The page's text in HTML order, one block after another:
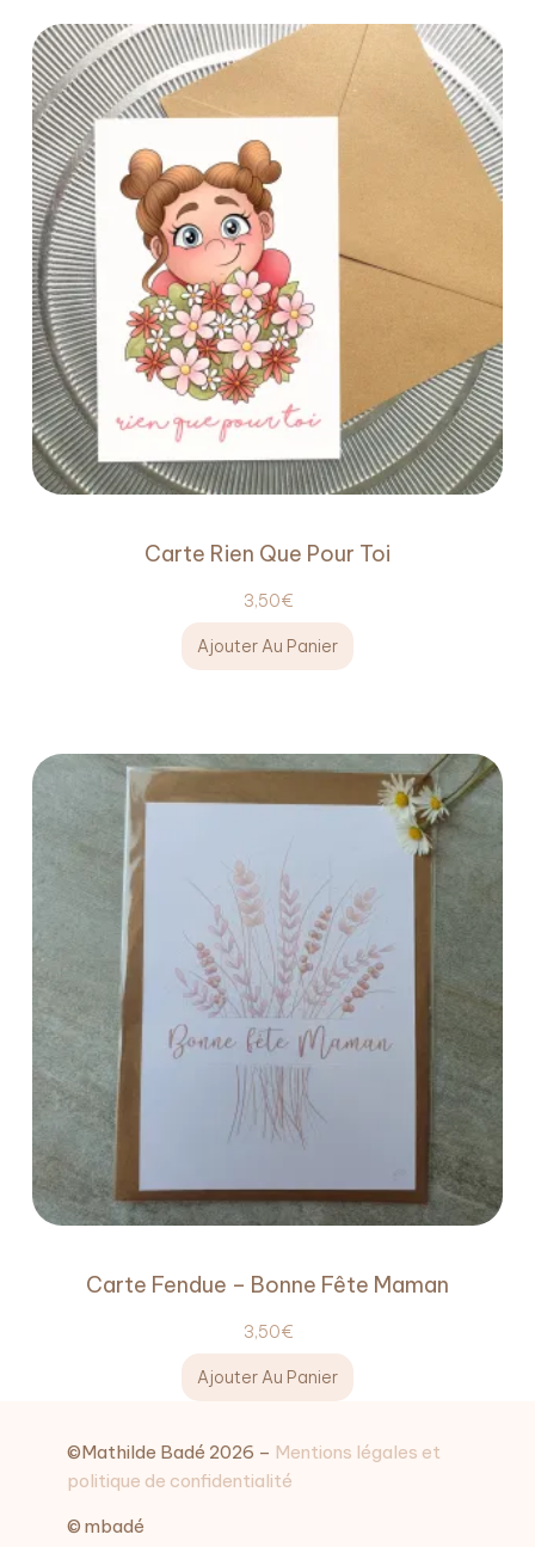
Carte Rien Que Pour Toi
3,50€
Ajouter Au Panier
Carte Fendue – Bonne Fête Maman
3,50€
Ajouter Au Panier
©Mathilde Badé 2026 – Mentions légales et
politique de confidentialité
© mbadé